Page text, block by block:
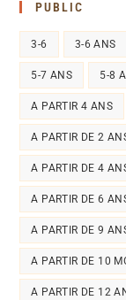
PUBLIC
3-6 3-6 ANS
5-7 ANS 5-8
A PARTIR 4 ANS
A PARTIR DE 2
A PARTIR DE 4
A PARTIR DE 6
A PARTIR DE 9
A PARTIR DE 10
A PARTIR DE 12